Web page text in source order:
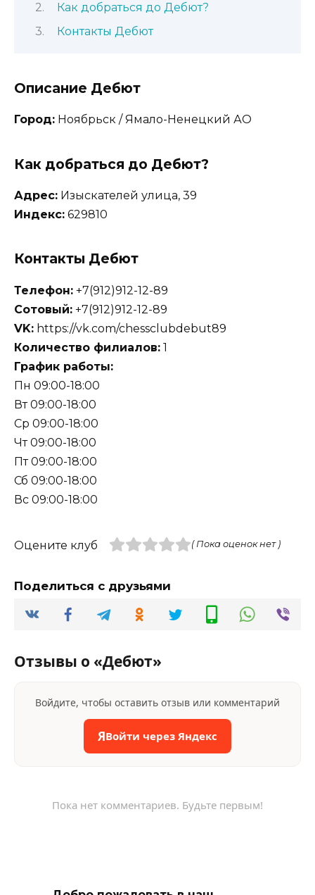
Как добраться до Дебют?
Контакты Дебют
Описание Дебют
Город: Ноябрьск / Ямало-Ненецкий АО
Как добраться до Дебют?
Адрес: Изыскателей улица, 39
Индекс: 629810
Контакты Дебют
Телефон: +7(912)912-12-89
Сотовый: +7(912)912-12-89
VK: https://vk.com/chessclubdebut89
Количество филиалов: 1
График работы:
Пн 09:00-18:00
Вт 09:00-18:00
Ср 09:00-18:00
Чт 09:00-18:00
Пт 09:00-18:00
Сб 09:00-18:00
Вс 09:00-18:00
Оцените клуб ( Пока оценок нет )
Поделиться с друзьями
Отзывы о «Дебют»
Войдите, чтобы оставить отзыв или комментарий
ЯВойти через Яндекс
Пока нет комментариев. Будьте первым!